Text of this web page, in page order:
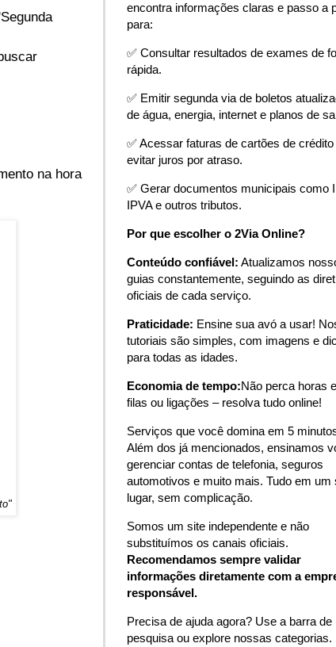
na hora
encontra informações claras e passo a
para:
✅ Consultar resultados de exames de
rápida.
✅ Emitir segunda via de boletos
de água, energia, internet e planos de
✅ Acessar faturas de cartões de crédito
evitar juros por atraso.
✅ Gerar documentos municipais como
IPVA e outros tributos.
Por que escolher o 2Via Online?
Conteúdo confiável: Atualizamos
guias constantemente, seguindo as
oficiais de cada serviço.
Praticidade: Ensine sua avó a usar!
tutoriais são simples, com imagens e
para todas as idades.
Economia de tempo:Não perca horas
filas ou ligações – resolva tudo online!
Serviços que você domina em 5
Além dos já mencionados, ensinamos
gerenciar contas de telefonia, seguros
automotivos e muito mais. Tudo em um
lugar, sem complicação.
Somos um site independente e não
substituímos os canais oficiais.
Recomendamos sempre validar
informações diretamente com a
responsável.
Precisa de ajuda agora? Use a barra de
pesquisa ou explore nossas categorias.